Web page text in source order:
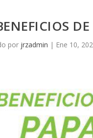
por jrzadmin | Ene 10,